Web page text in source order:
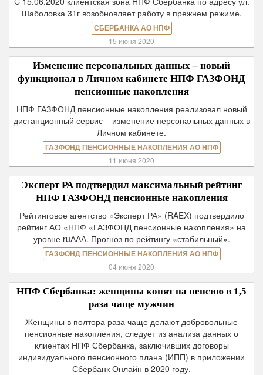
Шаболовка 31г возобновляет работу в прежнем режиме.
СБЕРБАНКА АО НПФ
15 июня 2020
Изменение персональных данных – новый
функционал в Личном кабинете НПФ ГАЗФОНД
пенсионные накопления
НПФ ГАЗФОНД пенсионные накопления реализовал новый
дистанционный сервис – изменение персональных данных в
Личном кабинете.
ГАЗФОНД ПЕНСИОННЫЕ НАКОПЛЕНИЯ АО НПФ
11 июня 2020
Эксперт РА подтвердил максимальный рейтинг
НПФ ГАЗФОНД пенсионные накопления
Рейтинговое агентство «Эксперт РА» (RAEX) подтвердило
рейтинг АО «НПФ «ГАЗФОНД пенсионные накопления» на
уровне ruААА. Прогноз по рейтингу «стабильный».
ГАЗФОНД ПЕНСИОННЫЕ НАКОПЛЕНИЯ АО НПФ
04 июня 2020
НПФ Сбербанка: женщины копят на пенсию в 1,5
раза чаще мужчин
Женщины в полтора раза чаще делают добровольные
пенсионные накопления, следует из анализа данных о
клиентах НПФ Сбербанка, заключивших договоры
индивидуального пенсионного плана (ИПП) в приложении
Сбербанк Онлайн в 2020 году.